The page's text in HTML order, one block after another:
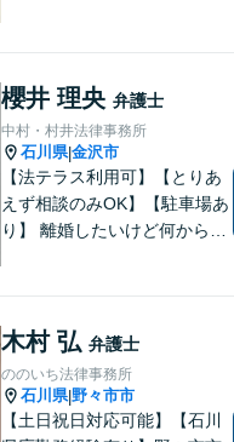
櫻井 理央 弁護士
中村・村井法律事務所
石川県|金沢市
【法テラス利用可】【とりあ
えず相談のみOK】【駐車場あ
り】 離婚したいけど何から始
木村 弘 弁護士
ののいち法律事務所
石川県|野々市市
【土日祝日対応可能】【石川